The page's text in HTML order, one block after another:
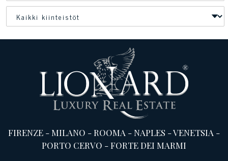
FIRENZE -MILANO -ROOMA -NAPLES -VENETSIA -
PORTO CERVO -FORTE DEI MARMI